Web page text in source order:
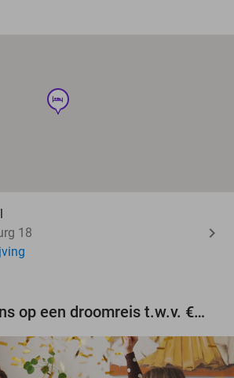
hotel
18
Maak gratis kans op een droomreis t.w.v. €3.000!